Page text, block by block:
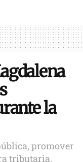
la
promover
tributaria.